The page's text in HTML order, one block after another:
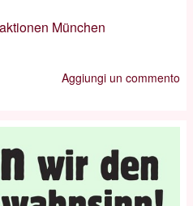
Aggiungi un commento